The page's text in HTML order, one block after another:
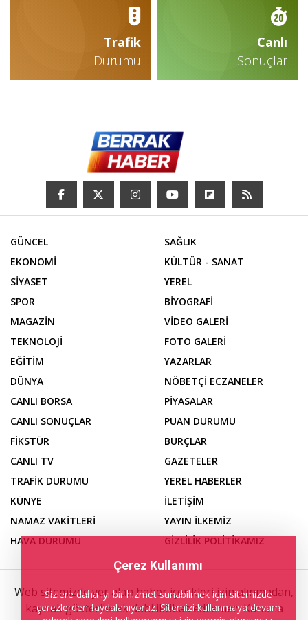
Trafik
Durumu
Canlı
Sonuçlar
GÜNCEL
EKONOMİ
SİYASET
SPOR
MAGAZİN
TEKNOLOJİ
EĞİTİM
DÜNYA
SAĞLIK
KÜLTÜR - SANAT
YEREL
BİYOGRAFİ
VİDEO GALERİ
FOTO GALERİ
YAZARLAR
NÖBETÇİ ECZANELER
CANLI BORSA
CANLI SONUÇLAR
FİKSTÜR
CANLI TV
TRAFİK DURUMU
KÜNYE
NAMAZ VAKİTLERİ
HAVA DURUMU
PİYASALAR
PUAN DURUMU
BURÇLAR
GAZETELER
YEREL HABERLER
İLETİŞİM
YAYIN İLKEMİZ
GİZLİLİK POLİTİKAMIZ
Web sitemizde yer alan haber içerikleri izin alınmadan,
kaynak gösterilerek dahi iktibas edilemez. Kanuna
Çerez Kullanımı
Sizlere daha iyi bir hizmet sunabilmek için sitemizde
çerezlerden faydalanıyoruz. Sitemizi kullanmaya devam